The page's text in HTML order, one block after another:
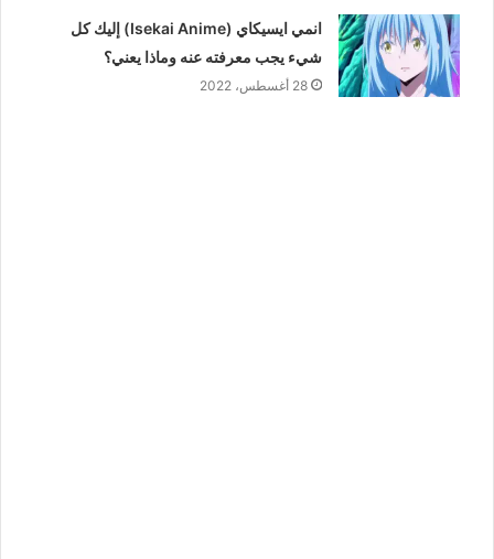
انمي ايسيكاي (Isekai Anime) إليك كل
شيء يجب معرفته عنه وماذا يعني؟
28 أغسطس، 2022